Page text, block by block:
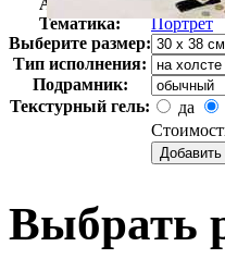
Тематика:
Портрет
Выберите размер:
Тип исполнения:
Подрамник:
Текстурный гель:
да
Выбрать